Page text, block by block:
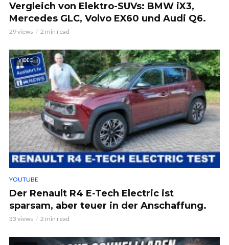
Vergleich von Elektro-SUVs: BMW iX3,
Mercedes GLC, Volvo EX60 und Audi Q6.
29 views 2 min read
VIDEO
YOUTUBE
Der Renault R4 E-Tech Electric ist
sparsam, aber teuer in der Anschaffung.
33 views 2 min read